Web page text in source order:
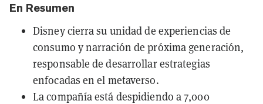
En Resumen
Disney cierra su unidad de experiencias de
consumo y narración de próxima generación,
responsable de desarrollar estrategias
enfocadas en el metaverso.
La compañía está despidiendo a 7,000